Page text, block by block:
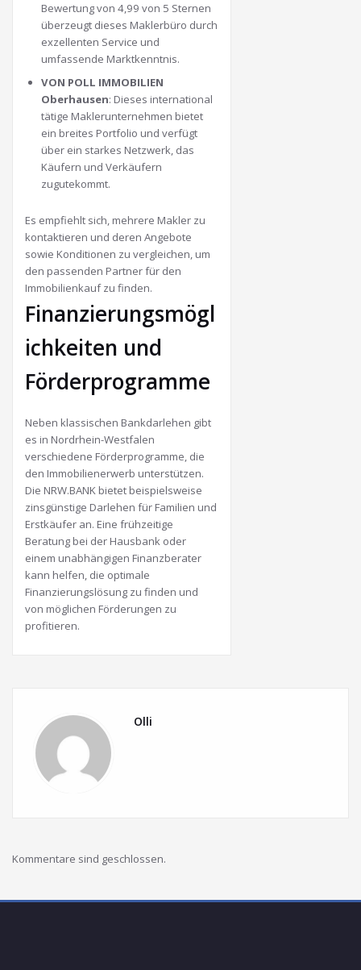
Bewertung von 4,99 von 5 Sternen
überzeugt dieses Maklerbüro durch
exzellenten Service und
umfassende Marktkenntnis.
VON POLL IMMOBILIEN
Oberhausen: Dieses international
tätige Maklerunternehmen bietet
ein breites Portfolio und verfügt
über ein starkes Netzwerk, das
Käufern und Verkäufern
zugutekommt.
Es empfiehlt sich, mehrere Makler zu
kontaktieren und deren Angebote
sowie Konditionen zu vergleichen, um
den passenden Partner für den
Immobilienkauf zu finden.
Finanzierungsmögl
ichkeiten und
Förderprogramme
Neben klassischen Bankdarlehen gibt
es in Nordrhein-Westfalen
verschiedene Förderprogramme, die
den Immobilienerwerb unterstützen.
Die NRW.BANK bietet beispielsweise
zinsgünstige Darlehen für Familien und
Erstkäufer an. Eine frühzeitige
Beratung bei der Hausbank oder
einem unabhängigen Finanzberater
kann helfen, die optimale
Finanzierungslösung zu finden und
von möglichen Förderungen zu
profitieren.
Olli
Kommentare sind geschlossen.